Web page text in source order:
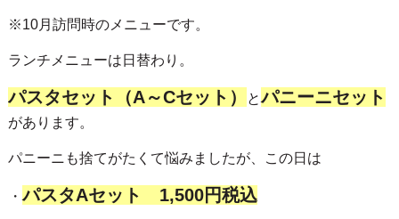
※10月訪問時のメニューです。
ランチメニューは日替わり。
パスタセット（A～Cセット） とパニーニセット
があります。
パニーニも捨てがたくて悩みましたが、この日は
・パスタAセット 1,500円税込